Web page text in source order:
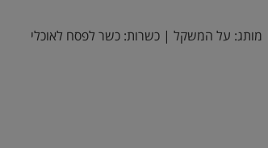
מותג: על המשקל | כשרות: כשר לפסח לאוכלי